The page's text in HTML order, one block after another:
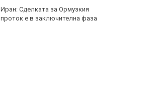
Иран: Сделката за Ормузкия
проток е в заключителна фаза